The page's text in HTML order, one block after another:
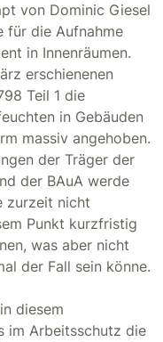
von Dominic Giesel
für die Aufnahme
in Innenräumen.
erschienenen
Teil 1 die
in Gebäuden
massiv angehoben.
der Träger der
der BAuA werde
zurzeit nicht
Punkt kurzfristig
was aber nicht
der Fall sein könne.
diesem
im Arbeitsschutz die